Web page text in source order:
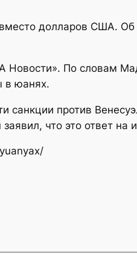
долларов США.
По словам
в юанях.
против
что это ответ на